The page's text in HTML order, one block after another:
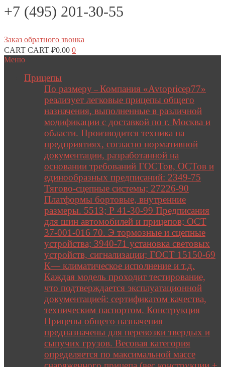
+7 (495) 201-30-55
Заказ обратного звонка
CART CART ₽0.00 0
Меню
Прицепы
По размеру – Компания «Avtopricep77»
реализует легковые прицепы общего
назначения, выполненные в различной
модификации с доставкой по г. Москва и
области. Производится техника на
предприятиях, согласно нормативной
документации, разработанной на
основании требований ГОСТов, ОСТов и
единообразных предписаний: 2349-75
Тягово-сцепные системы; 27226-90
Платформы бортовые, внутренние
размеры. 5513; Р 41-30-99 Предписания
для шин автомобилей и прицепов; ОСТ
37-001-016 70. Э тормозные и сцепные
устройства; 3940-71 установка световых
устройств, сигнализации; ГОСТ 15150-69
К— климатическое исполнение и т.д.
Каждая модель проходит тестирование,
что подтверждается эксплуатационной
документацией: сертификатом качества,
техническим паспортом. Конструкция
Прицепы общего назначения
предназначены для перевозки твердых и
сыпучих грузов. Весовая категория
определяется по максимальной массе